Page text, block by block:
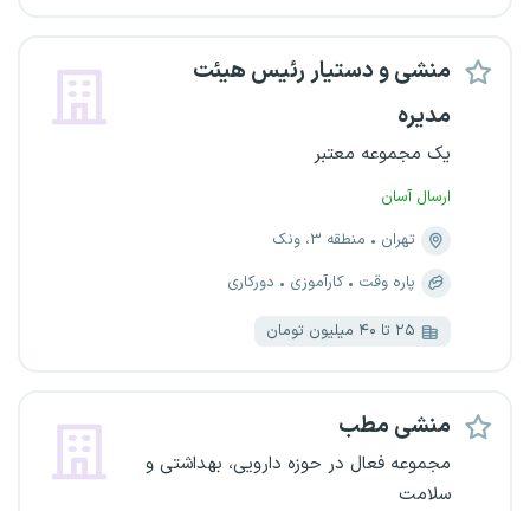
منشی و دستیار رئیس هیئت
مدیره
یک مجموعه معتبر
ارسال آسان
تهران
منطقه ۳، ونک
پاره وقت
کارآموزی دورکاری
۲۵ تا ۴۰ میلیون تومان
منشی مطب
مجموعه فعال در حوزه دارویی، بهداشتی و
سلامت